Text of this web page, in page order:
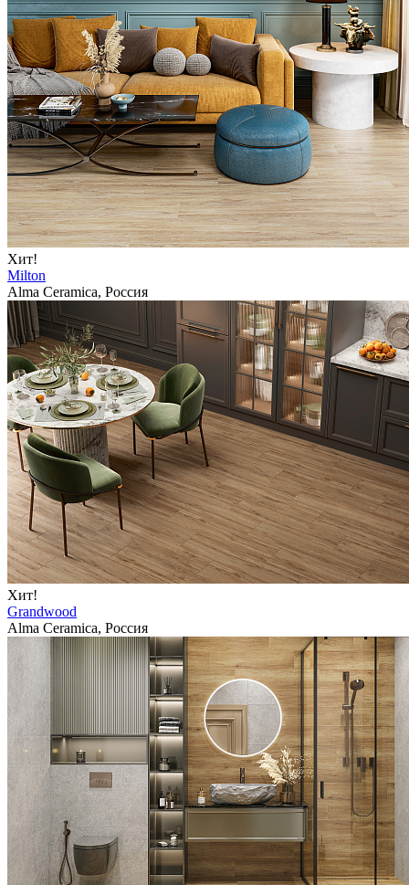
Хит!
Milton
Alma Ceramica, Россия
Хит!
Grandwood
Alma Ceramica, Россия